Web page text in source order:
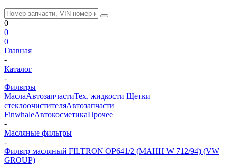
0
0
0
Главная
-
Каталог
-
Фильтры
МаслаАвтозапчастиТех. жидкости Щетки
стеклоочистителяАвтозапчасти
FinwhaleАвтокосметикаПрочее
-
Масляные фильтры
-
Фильтр масляный FILTRON OP641/2 (МАНН W 712/94) (VW
GROUP)